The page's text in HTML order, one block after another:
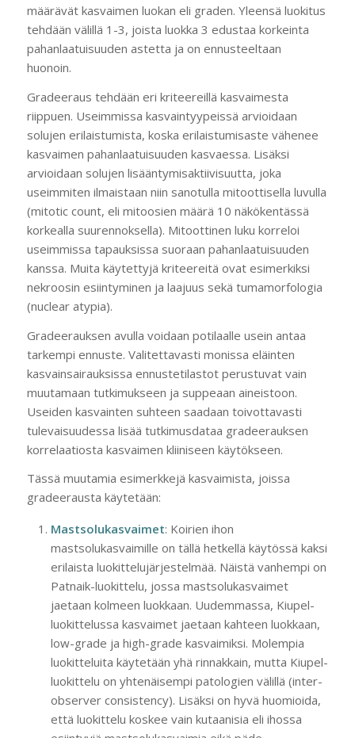
määrävät kasvaimen luokan eli graden. Yleensä luokitus
tehdään välillä 1-3, joista luokka 3 edustaa korkeinta
pahanlaatuisuuden astetta ja on ennusteeltaan
huonoin.
Gradeeraus tehdään eri kriteereillä kasvaimesta
riippuen. Useimmissa kasvaintyypeissä arvioidaan
solujen erilaistumista, koska erilaistumisaste vähenee
kasvaimen pahanlaatuisuuden kasvaessa. Lisäksi
arvioidaan solujen lisääntymisaktiivisuutta, joka
useimmiten ilmaistaan niin sanotulla mitoottisella luvulla
(mitotic count, eli mitoosien määrä 10 näkökentässä
korkealla suurennoksella). Mitoottinen luku korreloi
useimmissa tapauksissa suoraan pahanlaatuisuuden
kanssa. Muita käytettyjä kriteereitä ovat esimerkiksi
nekroosin esiintyminen ja laajuus sekä tumamorfologia
(nuclear atypia).
Gradeerauksen avulla voidaan potilaalle usein antaa
tarkempi ennuste. Valitettavasti monissa eläinten
kasvainsairauksissa ennustetilastot perustuvat vain
muutamaan tutkimukseen ja suppeaan aineistoon.
Useiden kasvainten suhteen saadaan toivottavasti
tulevaisuudessa lisää tutkimusdataa gradeerauksen
korrelaatiosta kasvaimen kliiniseen käytökseen.
Tässä muutamia esimerkkejä kasvaimista, joissa
gradeerausta käytetään:
Mastsolukasvaimet: Koirien ihon
mastsolukasvaimille on tällä hetkellä käytössä kaksi
erilaista luokittelujärjestelmää. Näistä vanhempi on
Patnaik-luokittelu, jossa mastsolukasvaimet
jaetaan kolmeen luokkaan. Uudemmassa, Kiupel-
luokittelussa kasvaimet jaetaan kahteen luokkaan,
low-grade ja high-grade kasvaimiksi. Molempia
luokitteluita käytetään yhä rinnakkain, mutta Kiupel-
luokittelu on yhtenäisempi patologien välillä (inter-
observer consistency). Lisäksi on hyvä huomioida,
että luokittelu koskee vain kutaanisia eli ihossa